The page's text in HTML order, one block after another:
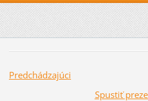
Predchádzajúci
Spustiť